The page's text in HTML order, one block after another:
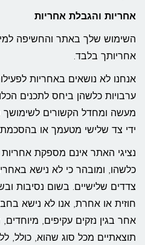
אחריות והגבלת אחריות
השימוש שלך באתר והחשיפה
אחריותך בלבד.
אנחנו לא נושאים באחריות
ערבויות כלשהן ביחס לתכנים
מעשה ומחדל הקשורים
ידי צד שלישי מטעמך או
נציגי האתר אינם מספקת
כלשהו, ומובהר כי לא נישא
צדדים שלישיים. בשום נסיבות
חוזית או אחרת, אנו לא נישא
אחר בגין נזקים עקיפים, מיוחדים,
תוצאתיים מכל סוג שהוא, כולל,